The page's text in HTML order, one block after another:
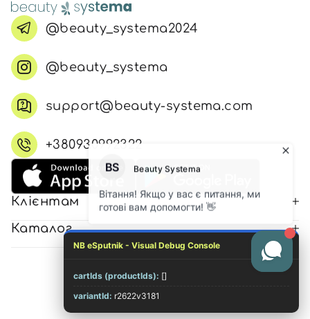
@beauty_systema2024
@beauty_systema
support@beauty-systema.com
+380930992322
Клієнтам
Каталог
© 2026 Всі права захищені
NB eSputnik - Visual Debug Console
cartIds (productIds): []
variantId: r2622v3181